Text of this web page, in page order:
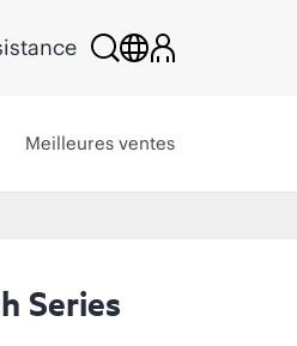
Meilleures ventes
Series